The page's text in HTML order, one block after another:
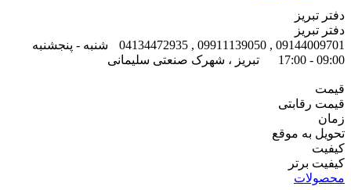
دفتر تبریز
دفتر تبریز
09144009701 , 09911139050 , 04134472935
شنبه - پنجشنبه
09:00 - 17:00
تبریز ، شهرک صنعتی سلیمانی
قیمت
قیمت رقابتی
زمان
تحویل به موقع
کیفیت
کیفیت برتر
محصولات